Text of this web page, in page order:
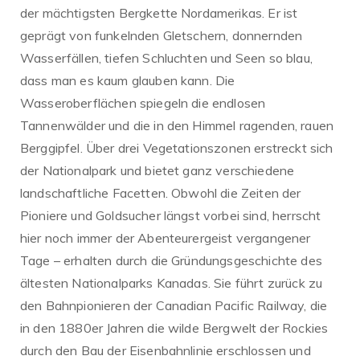
der mächtigsten Bergkette Nordamerikas. Er ist
geprägt von funkelnden Gletschern, donnernden
Wasserfällen, tiefen Schluchten und Seen so blau,
dass man es kaum glauben kann. Die
Wasseroberflächen spiegeln die endlosen
Tannenwälder und die in den Himmel ragenden, rauen
Berggipfel. Über drei Vegetationszonen erstreckt sich
der Nationalpark und bietet ganz verschiedene
landschaftliche Facetten. Obwohl die Zeiten der
Pioniere und Goldsucher längst vorbei sind, herrscht
hier noch immer der Abenteurergeist vergangener
Tage – erhalten durch die Gründungsgeschichte des
ältesten Nationalparks Kanadas. Sie führt zurück zu
den Bahnpionieren der Canadian Pacific Railway, die
in den 1880er Jahren die wilde Bergwelt der Rockies
durch den Bau der Eisenbahnlinie erschlossen und